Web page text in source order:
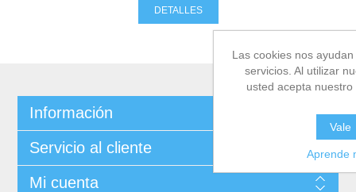
DETALLES
Información
Servicio al cliente
Mi cuenta
Las cookies nos
servicios. Al utilizar
usted acepta
Vale
Aprende